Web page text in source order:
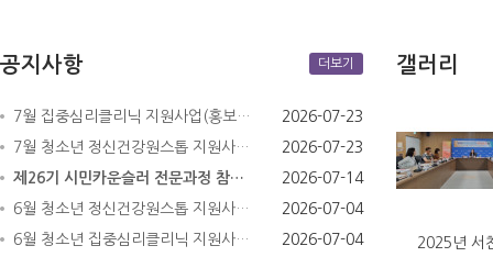
공지사항 더보기
7월 집중심리클리닉 지원사업(홍보…
2026-07-23
7월 청소년 정신건강원스톱 지원사…
2026-07-23
제26기 시민카운슬러 전문과정 참…
2026-07-14
6월 청소년 정신건강원스톱 지원사…
2026-07-04
6월 청소년 집중심리클리닉 지원사…
2026-07-04
갤러리
2025년 서